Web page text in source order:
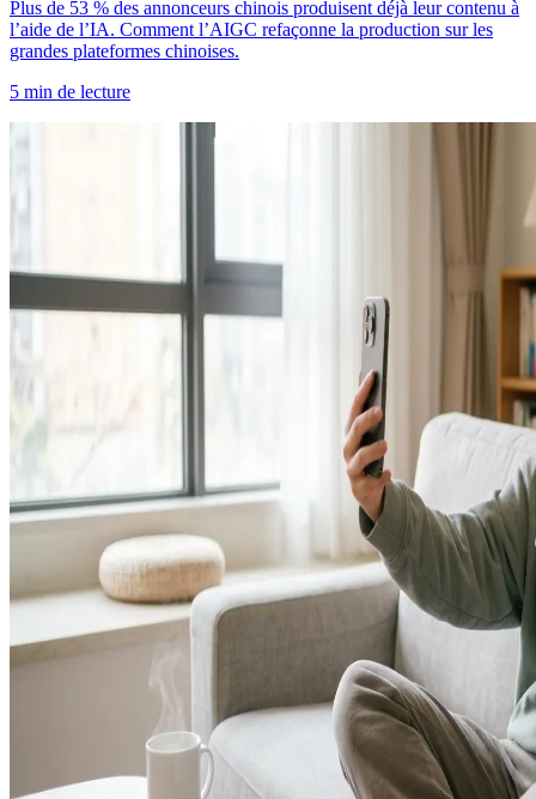
Plus de 53 % des annonceurs chinois produisent déjà leur contenu à
l’aide de l’IA. Comment l’AIGC refaçonne la production sur les
grandes plateformes chinoises.
5 min de lecture